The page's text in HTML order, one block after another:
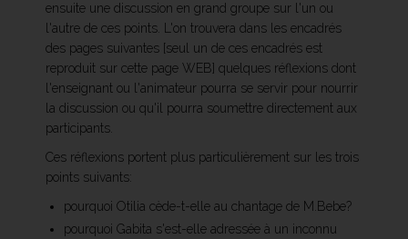
ensuite une discussion en grand groupe sur l'un ou
l'autre de ces points. L'on trouvera dans les encadrés
des pages suivantes [seul un de ces encadrés est
reproduit sur cette page WEB] quelques réflexions dont
l'enseignant ou l'animateur pourra se servir pour nourrir
la discussion ou qu'il pourra soumettre directement aux
participants.
Ces réflexions portent plus particulièrement sur les trois
points suivants:
pourquoi Otilia cède-t-elle au chantage de M.Bebe?
pourquoi Gabita s'est-elle adressée à un inconnu